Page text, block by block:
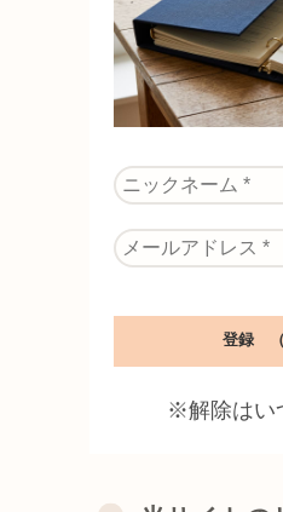
※解除はい